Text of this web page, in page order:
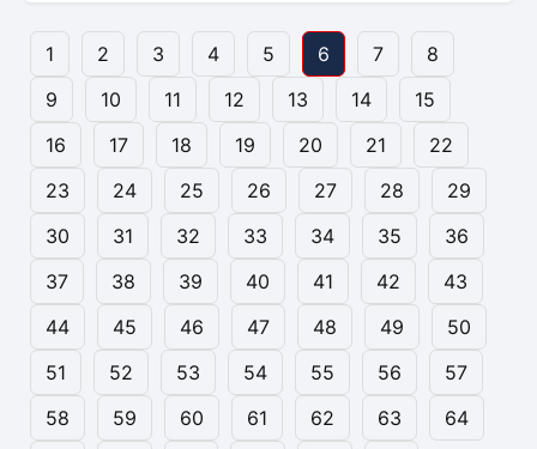
1 2 3 4 5 6 7
8
9
10 11 12 13 14
15
16
17 18 19 20 21
22
23
24 25 26 27 28
29
30
31 32 33 34 35
36
37
38 39 40 41 42
43
44
45 46 47 48 49
50
51
52 53 54 55 56
57
58
59 60 61 62 63
64